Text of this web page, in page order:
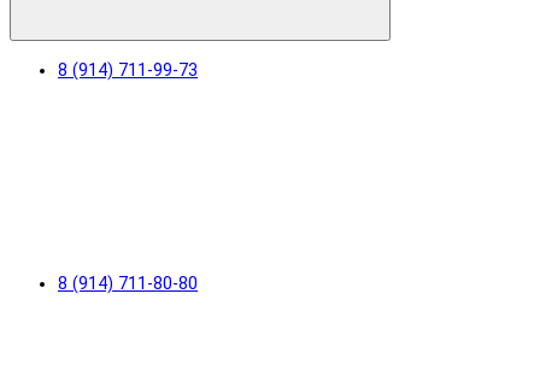
8 (914) 711-99-73
8 (914) 711-80-80